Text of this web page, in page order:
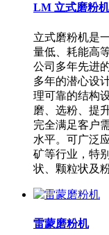
LM 立式磨粉机
立式磨粉机是
量低、耗能高
公司多年先进
多年的潜心设
理可靠的结构
磨、选粉、提
完全满足客户
水平。可广泛
矿等行业，特
状、颗粒状及
雷蒙磨粉机